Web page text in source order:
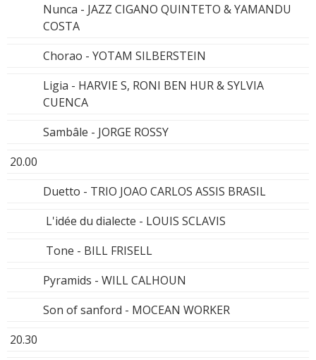
Nunca - JAZZ CIGANO QUINTETO & YAMANDU
COSTA
Chorao - YOTAM SILBERSTEIN
Ligia - HARVIE S, RONI BEN HUR & SYLVIA
CUENCA
Sambâle - JORGE ROSSY
20.00
Duetto - TRIO JOAO CARLOS ASSIS BRASIL
L'idée du dialecte - LOUIS SCLAVIS
Tone - BILL FRISELL
Pyramids - WILL CALHOUN
Son of sanford - MOCEAN WORKER
20.30